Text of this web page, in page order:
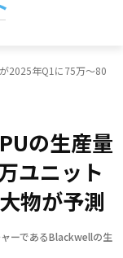
2025年Q1に75万〜80
の生産量
ユニット
物が予測
ーであるBlackwellの生